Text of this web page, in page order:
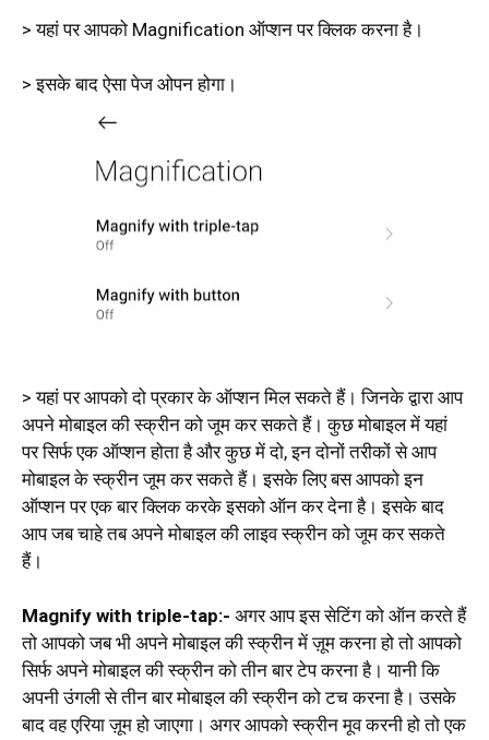
> यहां पर आपको Magnification ऑप्शन पर क्लिक करना है।
> इसके बाद ऐसा पेज ओपन होगा।
> यहां पर आपको दो प्रकार के ऑप्शन मिल सकते हैं। जिनके द्वारा आप
अपने मोबाइल की स्क्रीन को जूम कर सकते हैं। कुछ मोबाइल में यहां
पर सिर्फ एक ऑप्शन होता है और कुछ में दो, इन दोनों तरीकों से आप
मोबाइल के स्क्रीन जूम कर सकते हैं। इसके लिए बस आपको इन
ऑप्शन पर एक बार क्लिक करके इसको ऑन कर देना है। इसके बाद
आप जब चाहे तब अपने मोबाइल की लाइव स्क्रीन को जूम कर सकते
हैं।
Magnify with triple-tap:- अगर आप इस सेटिंग को ऑन करते हैं
तो आपको जब भी अपने मोबाइल की स्क्रीन में ज़ूम करना हो तो आपको
सिर्फ अपने मोबाइल की स्क्रीन को तीन बार टेप करना है। यानी कि
अपनी उंगली से तीन बार मोबाइल की स्क्रीन को टच करना है। उसके
बाद वह एरिया ज़ूम हो जाएगा। अगर आपको स्क्रीन मूव करनी हो तो एक